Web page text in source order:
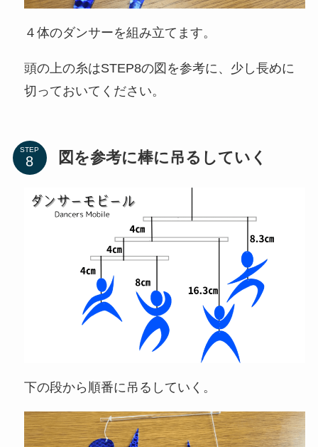
４体のダンサーを組み立てます。
頭の上の糸はSTEP8の図を参考に、少し長めに
切っておいてください。
STEP 図を参考に棒に吊るしていく
下の段から順番に吊るしていく。